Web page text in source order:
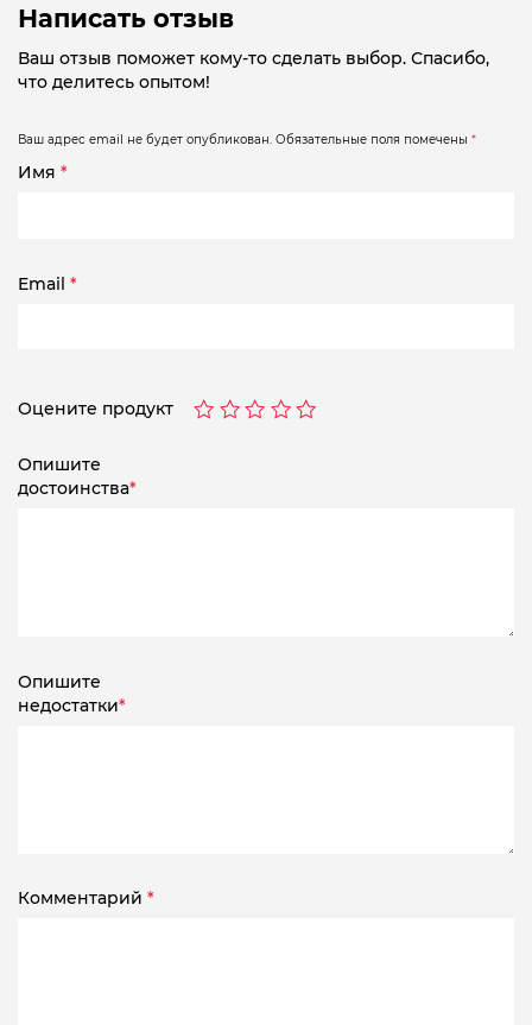
Написать отзыв
Ваш отзыв поможет кому-то сделать выбор. Спасибо,
что делитесь опытом!
Ваш адрес email не будет опубликован. Обязательные поля помечены *
Имя *
Email *
Оцените продукт
Опишите
достоинства*
Опишите
недостатки*
Комментарий *